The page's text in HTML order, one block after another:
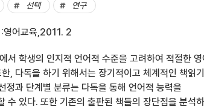
선택 연구
영어교육,2011. 2
서 학생의 인지적 언어적 수준을 고려하여 적절한 영
, 다독을 하기 위해서는 장기적이고 체계적인 책읽
정과 단계별 분류는 다독을 통해 언어적 능력을
수 있다. 또한 기존의 출판된 책들의 장단점을 분석